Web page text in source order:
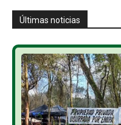
Últimas noticias